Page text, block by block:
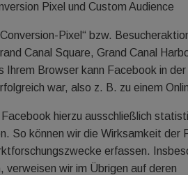
Pixel und Custom Audience
Pixel“ bzw.
Canal Square, Grand Canal
Ihrem Browser kann Facebook in
war, also z. B. zu einem
hierzu ausschließlich
So können wir die Wirksamkeit
erfassen.
verweisen wir im Übrigen auf deren